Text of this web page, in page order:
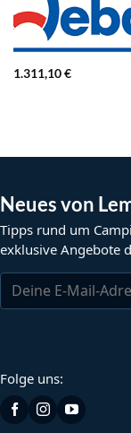
1.311,10€
Neues von
Tipps rund um
exklusive Angebote
Folge uns: